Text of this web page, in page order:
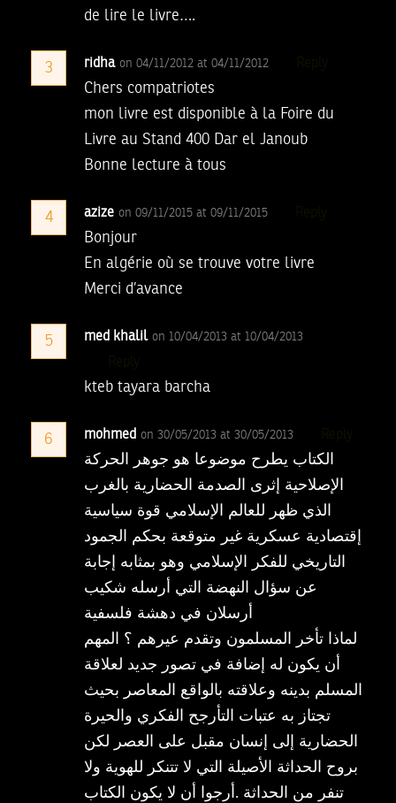
de lire le livre….
3 ridha on 04/11/2012 at 04/11/2012
Chers compatriotes
mon livre est disponible à la Foire du
Livre au Stand 400 Dar el Janoub
Bonne lecture à tous
4 azize on 09/11/2015 at 09/11/2015
Bonjour
En algérie où se trouve votre livre
Merci d’avance
5 med khalil on 10/04/2013 at 10/04/2013
kteb tayara barcha
6 mohmed on 30/05/2013 at 30/05/2013
الكتاب يطرح موضوعا هو جوهر الحركة
الإصلاحية إثرى الصدمة الحضارية بالغرب
الذي ظهر للعالم الإسلامي قوة سياسية
إقتصادية عسكرية غير متوقعة بحكم الجمود
التاريخي للفكر الإسلامي وهو بمثابه إجابة
عن سؤال النهضة التي أرسله شكيب
أرسلان في دهشة فلسفية
لماذا تأخر المسلمون وتقدم عيرهم ؟ المهم
أن يكون له إضافة في تصور جديد لعلاقة
المسلم بدينه وعلاقته بالواقع المعاصر بحيث
تجتاز به عتبات التأرجح الفكري والحيرة
الحضارية إلى إنسان مقبل على العصر لكن
بروح الحداثة الأصيلة التي لا تتنكر للهوية ولا
تنفر من الحداثة .أرجوا أن لا يكون الكتاب